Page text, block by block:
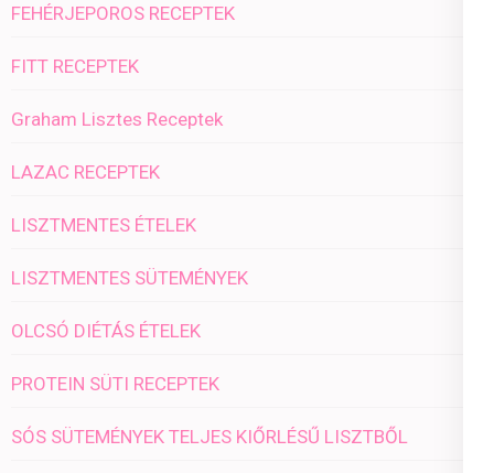
FEHÉRJEPOROS RECEPTEK
FITT RECEPTEK
Graham Lisztes Receptek
LAZAC RECEPTEK
LISZTMENTES ÉTELEK
LISZTMENTES SÜTEMÉNYEK
OLCSÓ DIÉTÁS ÉTELEK
PROTEIN SÜTI RECEPTEK
SÓS SÜTEMÉNYEK TELJES KIŐRLÉSŰ LISZTBŐL